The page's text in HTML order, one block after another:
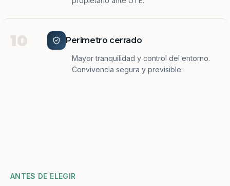
10 Perímetro cerrado
Mayor tranquilidad y control del entorno.
Convivencia segura y previsible.
ANTES DE ELEGIR